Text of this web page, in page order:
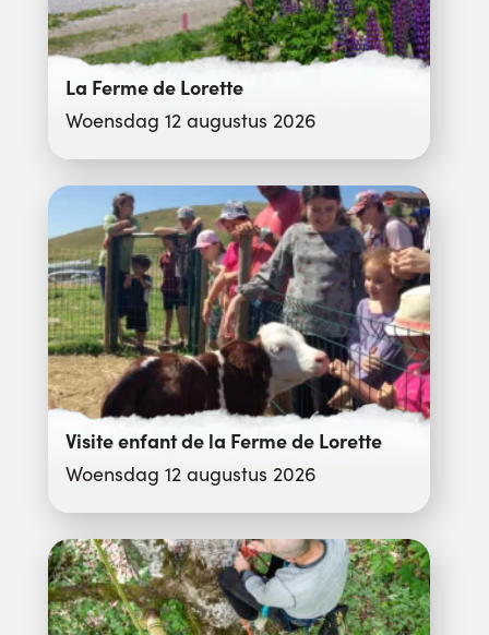
La Ferme de Lorette
Woensdag 12 augustus 2026
Visite enfant de la Ferme de Lorette
Woensdag 12 augustus 2026